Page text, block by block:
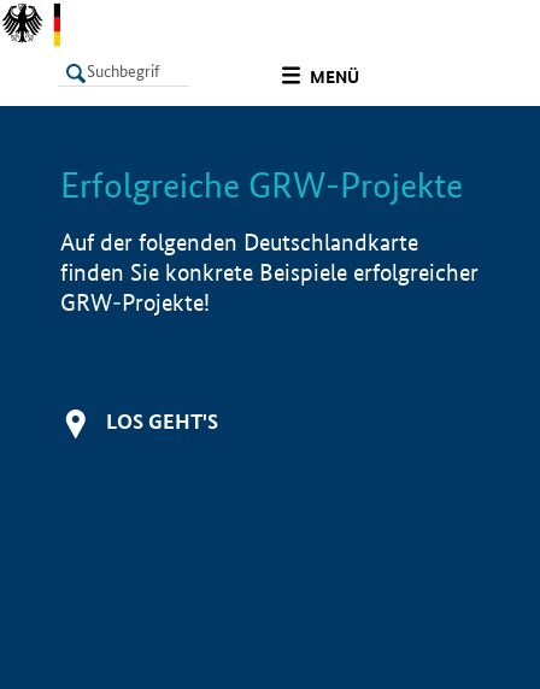
MENÜ
LISTE Info
Erfolgreiche GRW-Projekte
Auf der folgenden Deutschlandkarte
finden Sie konkrete Beispiele erfolgreicher
GRW-Projekte!
LOS GEHT'S